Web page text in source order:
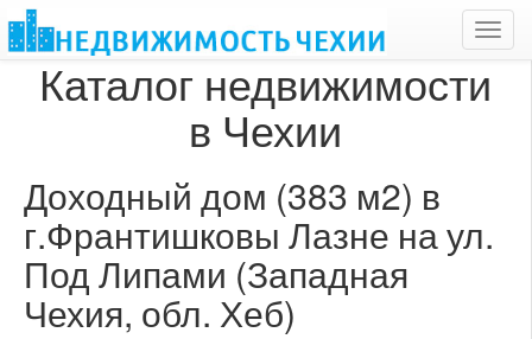
Каталог недвижимости
в Чехии
Доходный дом (383 м2) в
г.Франтишковы Лазне на ул.
Под Липами (Западная
Чехия, обл. Хеб)